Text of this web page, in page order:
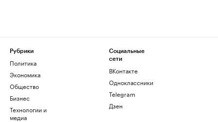
Рубрики
Политика
Экономика
Общество
Бизнес
Технологии и
медиа
Социальные
сети
ВКонтакте
Одноклассники
Telegram
Дзен